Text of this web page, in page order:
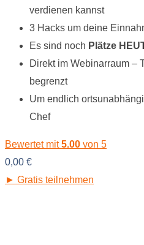
verdienen kannst
3 Hacks um deine
Es sind noch Plätze
Direkt im Webinarraum –
begrenzt
Um endlich
Chef
Bewertet mit5.00 von 5
0,00 €
► Gratis teilnehmen